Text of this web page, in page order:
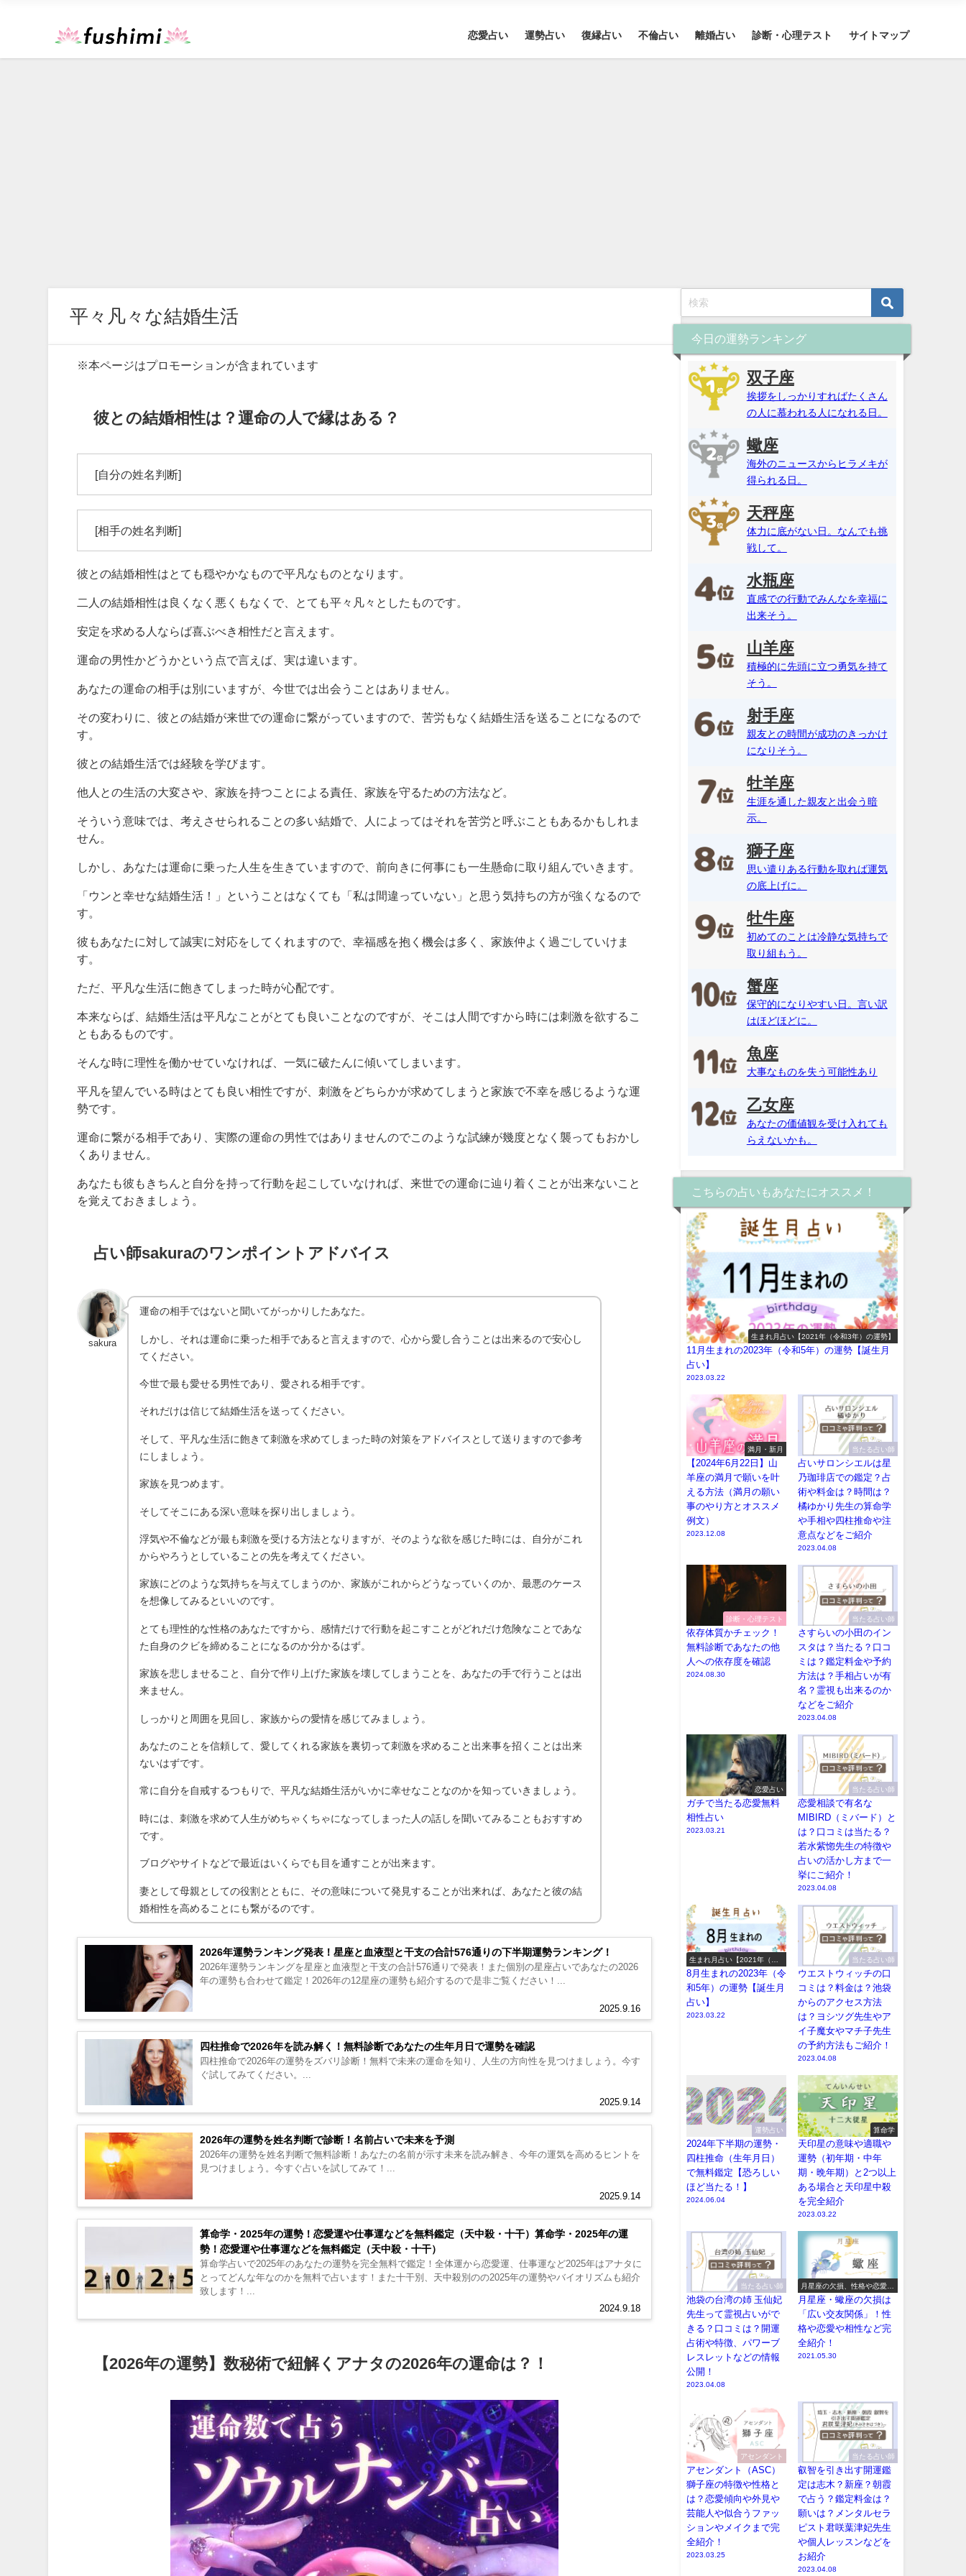
恋愛占い 運勢占い 復縁占い 不倫占い 離婚占い 診断・心理テスト サイトマップ
平々凡々な結婚生活
※本ページはプロモーションが含まれています
彼との結婚相性は？運命の人で縁はある？
[自分の姓名判断]
[相手の姓名判断]
彼との結婚相性はとても穏やかなもので平凡なものとなります。
二人の結婚相性は良くなく悪くもなくで、とても平々凡々としたものです。
安定を求める人ならば喜ぶべき相性だと言えます。
運命の男性かどうかという点で言えば、実は違います。
あなたの運命の相手は別にいますが、今世では出会うことはありません。
その変わりに、彼との結婚が来世での運命に繋がっていますので、苦労もなく結婚生活を送ることになるので
す。
彼との結婚生活では経験を学びます。
他人との生活の大変さや、家族を持つことによる責任、家族を守るための方法など。
そういう意味では、考えさせられることの多い結婚で、人によってはそれを苦労と呼ぶこともあるかもしれま
せん。
しかし、あなたは運命に乗った人生を生きていますので、前向きに何事にも一生懸命に取り組んでいきます。
「ウンと幸せな結婚生活！」ということはなくても「私は間違っていない」と思う気持ちの方が強くなるので
す。
彼もあなたに対して誠実に対応をしてくれますので、幸福感を抱く機会は多く、家族仲よく過ごしていけま
す。
ただ、平凡な生活に飽きてしまった時が心配です。
本来ならば、結婚生活は平凡なことがとても良いことなのですが、そこは人間ですから時には刺激を欲するこ
ともあるものです。
そんな時に理性を働かせていなければ、一気に破たんに傾いてしまいます。
平凡を望んでいる時はとても良い相性ですが、刺激をどちらかが求めてしまうと家族で不幸を感じるような運
勢です。
運命に繋がる相手であり、実際の運命の男性ではありませんのでこのような試練が幾度となく襲ってもおかし
くありません。
あなたも彼もきちんと自分を持って行動を起こしていなければ、来世での運命に辿り着くことが出来ないこと
を覚えておきましょう。
占い師sakuraのワンポイントアドバイス
sakura
運命の相手ではないと聞いてがっかりしたあなた。
しかし、それは運命に乗った相手であると言えますので、心から愛し合うことは出来るので安心し
てください。
今世で最も愛せる男性であり、愛される相手です。
それだけは信じて結婚生活を送ってください。
そして、平凡な生活に飽きて刺激を求めてしまった時の対策をアドバイスとして送りますので参考
にしましょう。
家族を見つめます。
そしてそこにある深い意味を探り出しましょう。
浮気や不倫などが最も刺激を受ける方法となりますが、そのような欲を感じた時には、自分がこれ
からやろうとしていることの先を考えてください。
家族にどのような気持ちを与えてしまうのか、家族がこれからどうなっていくのか、最悪のケース
を想像してみるといいのです。
とても理性的な性格のあなたですから、感情だけで行動を起こすことがどれだけ危険なことであな
た自身のクビを締めることになるのか分かるはず。
家族を悲しませること、自分で作り上げた家族を壊してしまうことを、あなたの手で行うことは出
来ません。
しっかりと周囲を見回し、家族からの愛情を感じてみましょう。
あなたのことを信頼して、愛してくれる家族を裏切って刺激を求めること出来事を招くことは出来
ないはずです。
常に自分を自戒するつもりで、平凡な結婚生活がいかに幸せなことなのかを知っていきましょう。
時には、刺激を求めて人生がめちゃくちゃになってしまった人の話しを聞いてみることもおすすめ
です。
ブログやサイトなどで最近はいくらでも目を通すことが出来ます。
妻として母親としての役割とともに、その意味について発見することが出来れば、あなたと彼の結
婚相性を高めることにも繋がるのです。
2026年運勢ランキング発表！星座と血液型と干支の合計576通りの下半期運勢ランキング！
2025.9.16
2026年運勢ランキングを星座と血液型と干支の合計576通りで発表！また個別の星座占いであなたの2026
年の運勢も合わせて鑑定！2026年の12星座の運勢も紹介するので是非ご覧ください！...
四柱推命で2026年を読み解く！無料診断であなたの生年月日で運勢を確認
2025.9.14
四柱推命で2026年の運勢をズバリ診断！無料で未来の運命を知り、人生の方向性を見つけましょう。今す
ぐ試してみてください。...
2026年の運勢を姓名判断で診断！名前占いで未来を予測
2025.9.14
2026年の運勢を姓名判断で無料診断！あなたの名前が示す未来を読み解き、今年の運気を高めるヒントを
見つけましょう。今すぐ占いを試してみて！...
算命学・2025年の運勢！恋愛運や仕事運などを無料鑑定（天中殺・十干）算命学・2025年の運
勢！恋愛運や仕事運などを無料鑑定（天中殺・十干）
2024.9.18
算命学占いで2025年のあなたの運勢を完全無料で鑑定！全体運から恋愛運、仕事運など2025年はアナタに
とってどんな年なのかを無料で占います！また十干別、天中殺別のの2025年の運勢やバイオリズムも紹介
致します！...
【2026年の運勢】数秘術で紐解くアナタの2026年の運命は？！
今日の運勢ランキング
双子座
挨拶をしっかりすればたくさん
の人に慕われる人になれる日。
蠍座
海外のニュースからヒラメキが
得られる日。
天秤座
体力に底がない日。なんでも挑
戦して。
水瓶座
直感での行動でみんなを幸福に
出来そう。
山羊座
積極的に先頭に立つ勇気を持て
そう。
射手座
親友との時間が成功のきっかけ
になりそう。
牡羊座
生涯を通した親友と出会う暗
示。
獅子座
思い遣りある行動を取れば運気
の底上げに。
牡牛座
初めてのことは冷静な気持ちで
取り組もう。
蟹座
保守的になりやすい日。言い訳
はほどほどに。
魚座
大事なものを失う可能性あり
乙女座
あなたの価値観を受け入れても
らえないかも。
こちらの占いもあなたにオススメ！
生まれ月占い【2021年（令和3年）の運勢】
11月生まれの2023年（令和5年）の運勢【誕生月
占い】
2023.03.22
満月・新月
【2024年6月22日】山
羊座の満月で願いを叶
える方法（満月の願い
事のやり方とオススメ
例文）
2023.12.08
当たる占い師
占いサロンシエルは星
乃珈琲店での鑑定？占
術や料金は？時間は？
橘ゆかり先生の算命学
や手相や四柱推命や注
意点などをご紹介
2023.04.08
診断・心理テスト
依存体質かチェック！
無料診断であなたの他
人への依存度を確認
2024.08.30
当たる占い師
さすらいの小田のイン
スタは？当たる？口コ
ミは？鑑定料金や予約
方法は？手相占いが有
名？霊視も出来るのか
などをご紹介
2023.04.08
恋愛占い
ガチで当たる恋愛無料
相性占い
2023.03.21
当たる占い師
恋愛相談で有名な
MIBIRD（ミバード）と
は？口コミは当たる？
若水紫惚先生の特徴や
占いの活かし方まで一
挙にご紹介！
2023.04.08
生まれ月占い【2021年（令
和3年）の運勢】
8月生まれの2023年（令
和5年）の運勢【誕生月
占い】
2023.03.22
当たる占い師
ウエストウィッチの口
コミは？料金は？池袋
からのアクセス方法
は？ヨシツグ先生やア
イ子魔女やマチ子先生
の予約方法もご紹介！
2023.04.08
運勢占い
2024年下半期の運勢・
四柱推命（生年月日）
で無料鑑定【恐ろしい
ほど当たる！】
2024.06.04
算命学
天印星の意味や適職や
運勢（初年期・中年
期・晩年期）と2つ以上
ある場合と天印星中殺
を完全紹介
2023.03.22
当たる占い師
池袋の台湾の姉 玉仙妃
先生って霊視占いがで
きる？口コミは？開運
占術や特徴、パワーブ
レスレットなどの情報
公開！
2023.04.08
月星座の欠損、性格や恋愛や
相性【2026年版】
月星座・蠍座の欠損は
「広い交友関係」！性
格や恋愛や相性など完
全紹介！
2021.05.30
アセンダント
アセンダント（ASC）
獅子座の特徴や性格と
は？恋愛傾向や外見や
芸能人や似合うファッ
ションやメイクまで完
全紹介！
2023.03.25
当たる占い師
叡智を引き出す開運鑑
定は志木？新座？朝霞
で占う？鑑定料金は？
願いは？メンタルセラ
ピスト君咲葉津妃先生
や個人レッスンなどを
お紹介
2023.04.08